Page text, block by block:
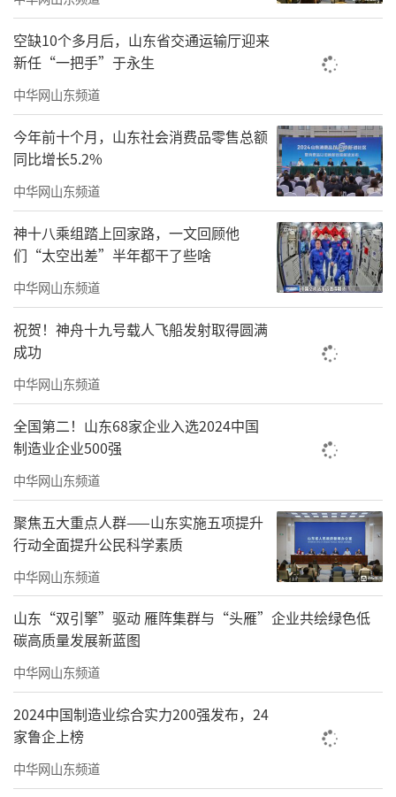
空缺10个多月后，山东省交通运输厅迎来
新任“一把手”于永生
中华网山东频道
今年前十个月，山东社会消费品零售总额
同比增长5.2%
中华网山东频道
神十八乘组踏上回家路，一文回顾他
们“太空出差”半年都干了些啥
中华网山东频道
祝贺！神舟十九号载人飞船发射取得圆满
成功
中华网山东频道
全国第二！山东68家企业入选2024中国
制造业企业500强
中华网山东频道
聚焦五大重点人群——山东实施五项提升
行动全面提升公民科学素质
中华网山东频道
山东“双引擎”驱动 雁阵集群与“头雁”企业共绘绿色低
碳高质量发展新蓝图
中华网山东频道
2024中国制造业综合实力200强发布，24
家鲁企上榜
中华网山东频道